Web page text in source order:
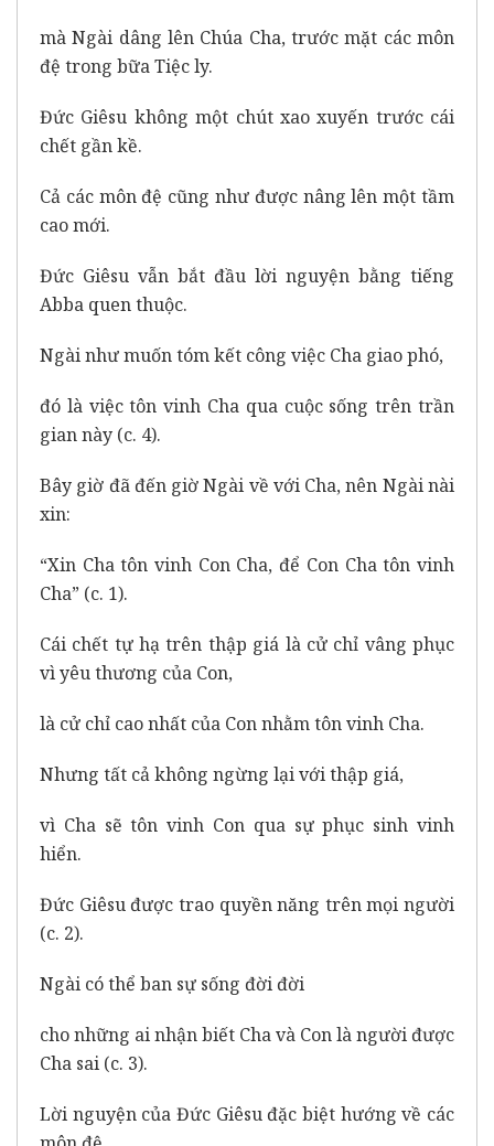
mà Ngài dâng lên Chúa Cha, trước mặt các môn
đệ trong bữa Tiệc ly.
Đức Giêsu không một chút xao xuyến trước cái
chết gần kề.
Cả các môn đệ cũng như được nâng lên một tầm
cao mới.
Đức Giêsu vẫn bắt đầu lời nguyện bằng tiếng
Abba quen thuộc.
Ngài như muốn tóm kết công việc Cha giao phó,
đó là việc tôn vinh Cha qua cuộc sống trên trần
gian này (c. 4).
Bây giờ đã đến giờ Ngài về với Cha, nên Ngài nài
xin:
“Xin Cha tôn vinh Con Cha, để Con Cha tôn vinh
Cha” (c. 1).
Cái chết tự hạ trên thập giá là cử chỉ vâng phục
vì yêu thương của Con,
là cử chỉ cao nhất của Con nhằm tôn vinh Cha.
Nhưng tất cả không ngừng lại với thập giá,
vì Cha sẽ tôn vinh Con qua sự phục sinh vinh
hiển.
Đức Giêsu được trao quyền năng trên mọi người
(c. 2).
Ngài có thể ban sự sống đời đời
cho những ai nhận biết Cha và Con là người được
Cha sai (c. 3).
Lời nguyện của Đức Giêsu đặc biệt hướng về các